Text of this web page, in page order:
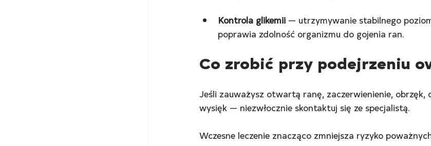
Kontrola glikemii — utrzymywanie stabilnego
poprawia zdolność organizmu do gojenia ran.
Co zrobić przy podejrzeniu
Jeśli zauważysz otwartą ranę, zaczerwienienie, obrzęk,
wysięk — niezwłocznie skontaktuj się ze specjalistą.
Wczesne leczenie znacząco zmniejsza ryzyko